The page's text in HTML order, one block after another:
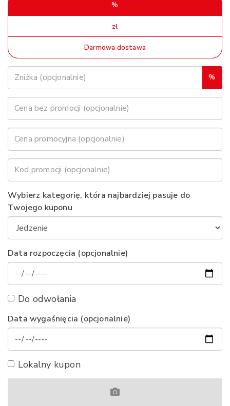
%
zł
Darmowa dostawa
%
Wybierz kategorię, która najbardziej pasuje do
Twojego kuponu
Data rozpoczęcia (opcjonalnie)
Do odwołania
Data wygaśnięcia (opcjonalnie)
Lokalny kupon